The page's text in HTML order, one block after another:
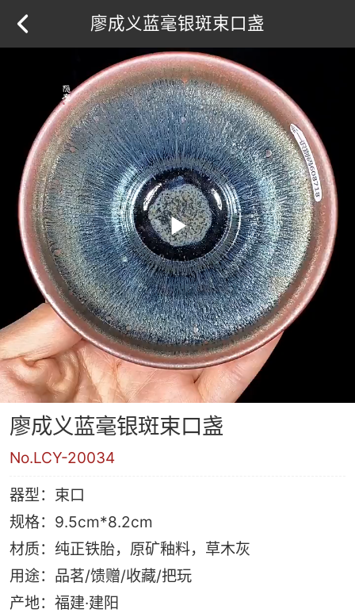
廖成义蓝毫银斑束口盏
廖成义蓝毫银斑束口盏
No.LCY-20034
器型：束口
规格：9.5cm*8.2cm
材质：纯正铁胎，原矿釉料，草木灰
用途：品茗/馈赠/收藏/把玩
产地：福建·建阳